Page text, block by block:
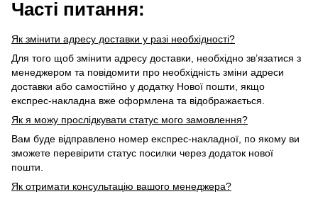
Часті питання:
Як змінити адресу доставки у разі необхідності?
Для того щоб змінити адресу доставки, необхідно зв’язатися з
менеджером та повідомити про необхідність зміни адреси
доставки або самостійно у додатку Нової пошти, якщо
експрес-накладна вже оформлена та відображається.
Як я можу прослідкувати статус мого замовлення?
Вам буде відправлено номер експрес-накладної, по якому ви
зможете перевірити статус посилки через додаток нової
пошти.
Як отримати консультацію вашого менеджера?